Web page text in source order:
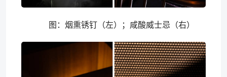
图：烟熏锈钉（左）；咸酸威士忌（右）